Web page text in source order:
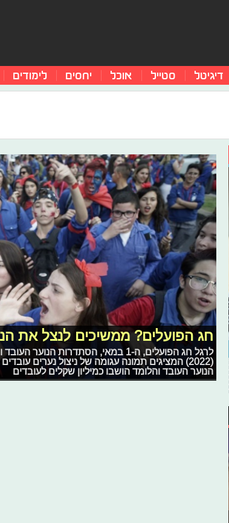
דיגיטל סטייל אוכל יחסים לימודים
חג הפועלים? ממשיכים לנצל את
לרגל חג הפועלים, ה-1 במאי, הסתדרות
(2022) המציגים תמונה עגומה של ניצול נערים
הנוער העובד והלומד הושבו כמיליון שקלים לעובדים